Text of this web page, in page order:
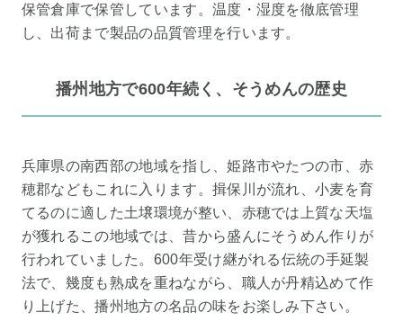
保管倉庫で保管しています。温度・湿度を徹底管理
し、出荷まで製品の品質管理を行います。
播州地方で600年続く、そうめんの歴史
兵庫県の南西部の地域を指し、姫路市やたつの市、赤
穂郡などもこれに入ります。揖保川が流れ、小麦を育
てるのに適した土壌環境が整い、赤穂では上質な天塩
が獲れるこの地域では、昔から盛んにそうめん作りが
行われていました。600年受け継がれる伝統の手延製
法で、幾度も熟成を重ねながら、職人が丹精込めて作
り上げた、播州地方の名品の味をお楽しみ下さい。